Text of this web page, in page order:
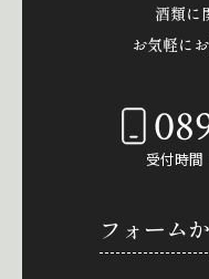
酒類に
お気軽に
受付時間
フォーム